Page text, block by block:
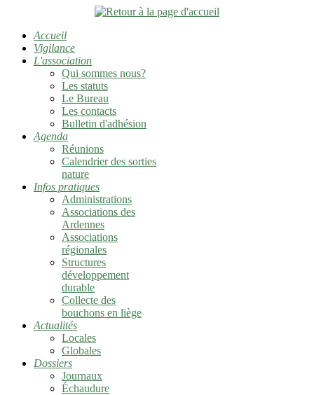
Accueil
Vigilance
L'association
Qui sommes nous?
Les statuts
Le Bureau
Les contacts
Bulletin d'adhésion
Agenda
Réunions
Calendrier des sorties
nature
Infos pratiques
Administrations
Associations des
Ardennes
Associations
régionales
Structures
développement
durable
Collecte des
bouchons en liège
Actualités
Locales
Globales
Dossiers
Journaux
Échaudure